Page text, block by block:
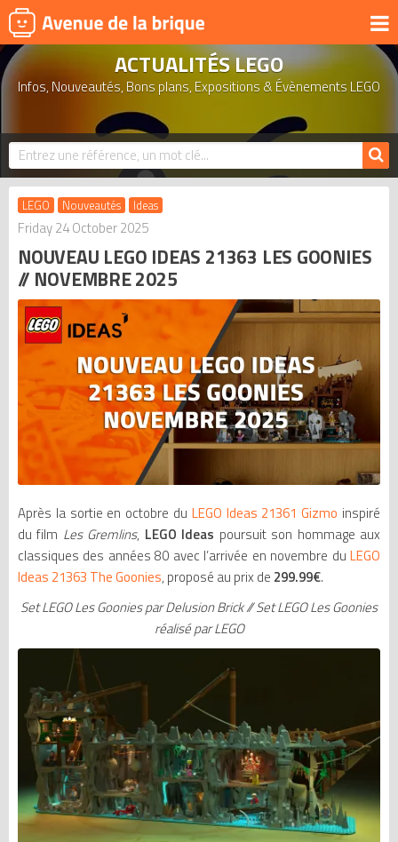
UNIVERS
PRODUITS DÉRIVÉS
NOUVEAUTÉS
LEGO 2026
BONS PLANS
ASSOCIATIONS DE FANS
EXPOSITIONS LEGO
LEGO LES PLUS CHERS
DERNIERS LEGO AJOUTÉS
ACTUALITÉS LEGO
Infos, Nouveautés, Bons plans, Expositions & Évènements LEGO
LEGO Nouveautés Ideas
Friday 24 October 2025
NOUVEAU LEGO IDEAS 21363 LES GOONIES
// NOVEMBRE 2025
Après la sortie en octobre du LEGO Ideas 21361 Gizmo inspiré
du film Les Gremlins, LEGO Ideas poursuit son hommage aux
classiques des années 80 avec l’arrivée en novembre du LEGO
Ideas 21363 The Goonies, proposé au prix de 299.99€.
Set LEGO Les Goonies par Delusion Brick // Set LEGO Les Goonies
réalisé par LEGO